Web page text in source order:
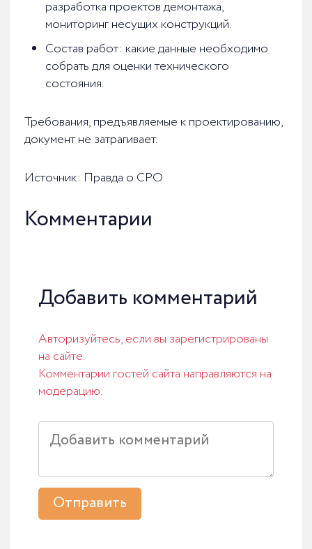
разработка проектов демонтажа,
мониторинг несущих конструкций.
Состав работ: какие данные необходимо
собрать для оценки технического
состояния.
Требования, предъявляемые к проектированию,
документ не затрагивает.
Источник: Правда о СРО
Комментарии
Добавить комментарий
Авторизуйтесь, если вы зарегистрированы
на сайте.
Комментарии гостей сайта направляются на
модерацию.
Отправить